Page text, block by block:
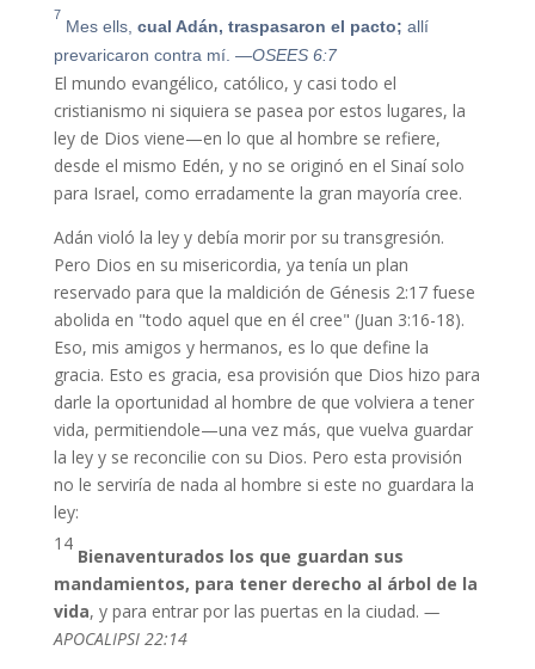
7
Mes ells, cual Adán, traspasaron el pacto; allí
prevaricaron contra mí. —OSEES 6:7
El mundo evangélico, católico, y casi todo el
cristianismo ni siquiera se pasea por estos lugares, la
ley de Dios viene—en lo que al hombre se refiere,
desde el mismo Edén, y no se originó en el Sinaí solo
para Israel, como erradamente la gran mayoría cree.
Adán violó la ley y debía morir por su transgresión.
Pero Dios en su misericordia, ya tenía un plan
reservado para que la maldición de Génesis 2:17 fuese
abolida en "todo aquel que en él cree" (Juan 3:16-18).
Eso, mis amigos y hermanos, es lo que define la
gracia. Esto es gracia, esa provisión que Dios hizo para
darle la oportunidad al hombre de que volviera a tener
vida, permitiendole—una vez más, que vuelva guardar
la ley y se reconcilie con su Dios. Pero esta provisión
no le serviría de nada al hombre si este no guardara la
ley:
14
Bienaventurados los que guardan sus
mandamientos, para tener derecho al árbol de la
vida, y para entrar por las puertas en la ciudad. —
APOCALIPSI 22:14